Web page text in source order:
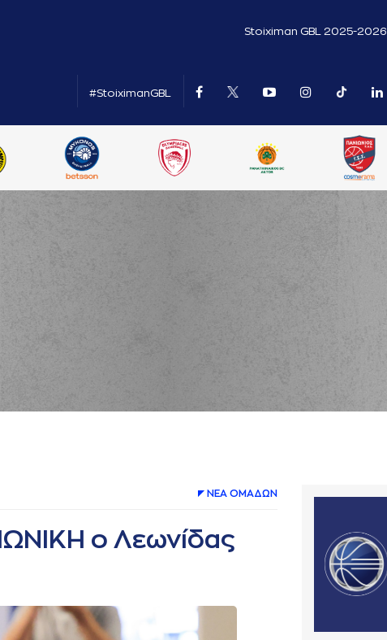
Stoiximan GBL 2025-2026
#StoiximanGBL
ΝΕA ΟΜAΔΩΝ
ο Λεωνίδας